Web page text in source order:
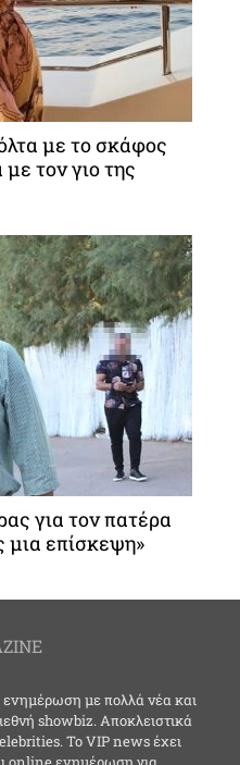
με το σκάφος
τον γιο της
για τον πατέρα
επίσκεψη»
ενημέρωση με πολλά νέα και
showbiz. Αποκλειστικά
Το VIP news έχει